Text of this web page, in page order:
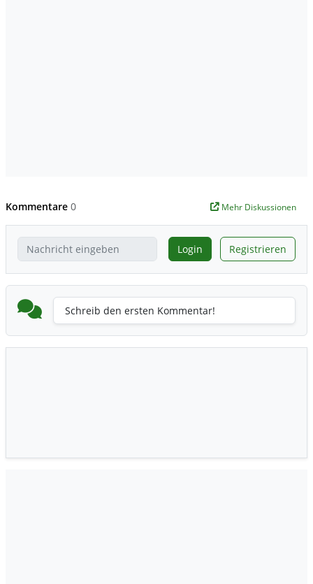
Kommentare 0 Mehr Diskussionen
Login Registrieren
Schreib den ersten Kommentar!